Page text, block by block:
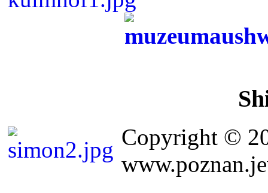
Copyright ©